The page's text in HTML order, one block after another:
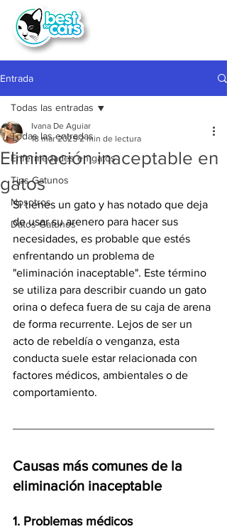
Entrada
Todas las entradas
Enfermedades en gatos
Tips Gatunos
Nosotros
Datos Gatunos
Todas las entradas
Eliminación inaceptable en
gatos
Ivana De Aguiar
18 mar 2025 2 min de lectura
Si tienes un gato y has notado que deja
de usar su arenero para hacer sus
necesidades, es probable que estés
enfrentando un problema de
"eliminación inaceptable". Este término
se utiliza para describir cuando un gato
orina o defeca fuera de su caja de arena
de forma recurrente. Lejos de ser un
acto de rebeldía o venganza, esta
conducta suele estar relacionada con
factores médicos, ambientales o de
comportamiento.
Causas más comunes de la
eliminación inaceptable
1. Problemas médicos